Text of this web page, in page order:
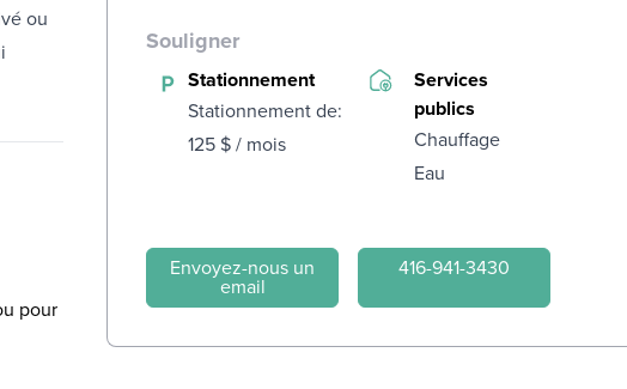
Souligner
Stationnement
Stationnement de:
125 $ / mois
Services
publics
Chauffage
Eau
Envoyez-nous un
email
416-941-3430
ou
pour